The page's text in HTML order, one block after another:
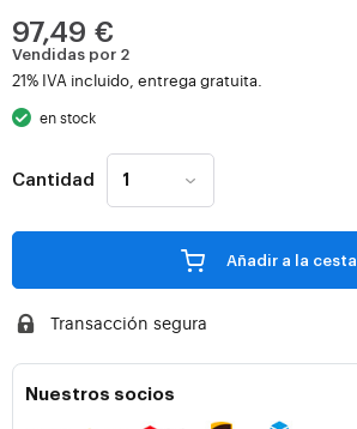
97,49 €
Vendidas por 2
21% IVA incluido, entrega gratuita.
en stock
Cantidad
Añadir a la cesta
Transacción segura
Nuestros socios